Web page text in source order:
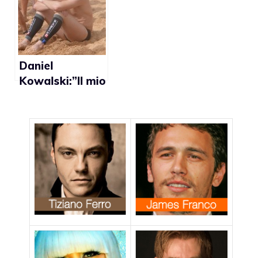
aver vinto il
GLAAD Award
Daniel
Kowalski:”Il mio
l’omofobia nello
sport”